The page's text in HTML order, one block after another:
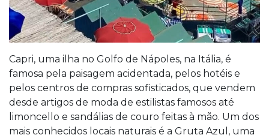
Capri, uma ilha no Golfo de Nápoles, na Itália, é
famosa pela paisagem acidentada, pelos hotéis e
pelos centros de compras sofisticados, que vendem
desde artigos de moda de estilistas famosos até
limoncello e sandálias de couro feitas à mão. Um dos
mais conhecidos locais naturais é a Gruta Azul, uma